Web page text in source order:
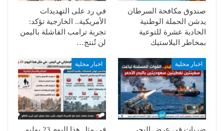
صندوق مكافحة السرطان
يدشن الحملة الوطنية
الحادية عشرة للتوعية
بمخاطر البلاستيك
في رد على التهديدات
الأمريكية.. الخارجية تؤكد:
تجربة ترامب الفاشلة باليمن
لن تُنتج…
اخبار محلية اخبار محلية